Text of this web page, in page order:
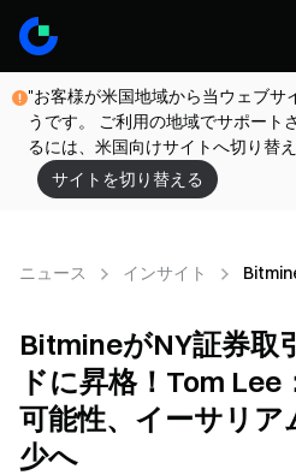
"お客様が米国地域から当ウェブサ
うです。 ご利用の地域でサポート
るには、米国向けサイトへ切り替
サイトを切り替える
ニュース インサイト
BitmineがNY証券取
ドに昇格！Tom
可能性、イーサリ
少へ